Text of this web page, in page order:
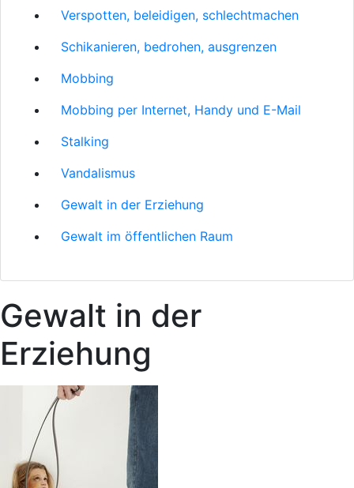
Verspotten, beleidigen, schlechtmachen
Schikanieren, bedrohen, ausgrenzen
Mobbing
Mobbing per Internet, Handy und E-Mail
Stalking
Vandalismus
Gewalt in der Erziehung
Gewalt im öffentlichen Raum
Gewalt in der
Erziehung